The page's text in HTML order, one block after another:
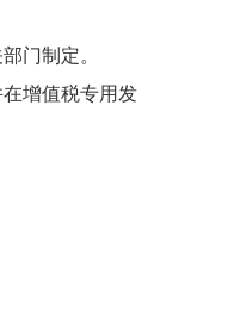
门制定。
增值税专用发